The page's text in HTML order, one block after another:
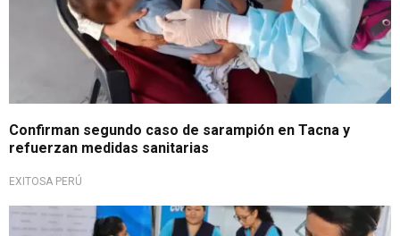
Confirman segundo caso de sarampión en Tacna y
refuerzan medidas sanitarias
EXITOSA PERÚ
Vacunación escolar